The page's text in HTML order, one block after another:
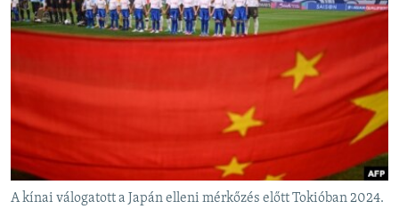
DEMOKRÁCIA
A PÉNZ NYOMÁBAN
EURÓPAI UNIÓ
VILÁG
KLÍMAVÁLTOZÁS
A MÚLT TANULSÁGAI
A kínai válogatott a Japán elleni mérkőzés előtt Tokióban 2024.